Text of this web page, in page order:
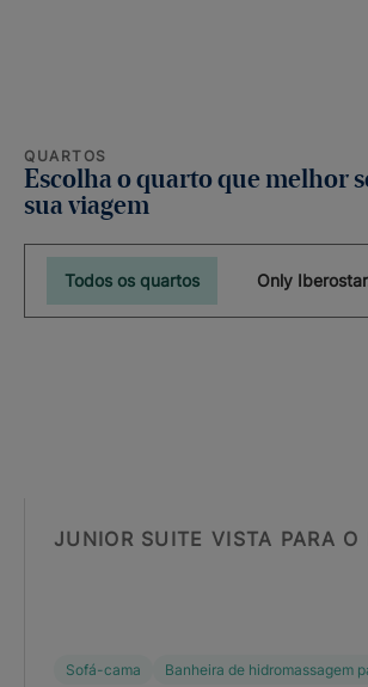
QUARTOS
Escolha o quarto que melhor
sua viagem
Todos os quartos Only
JUNIOR SUITE VISTA PARA O
Sofá-cama Banheira de hidromassagem